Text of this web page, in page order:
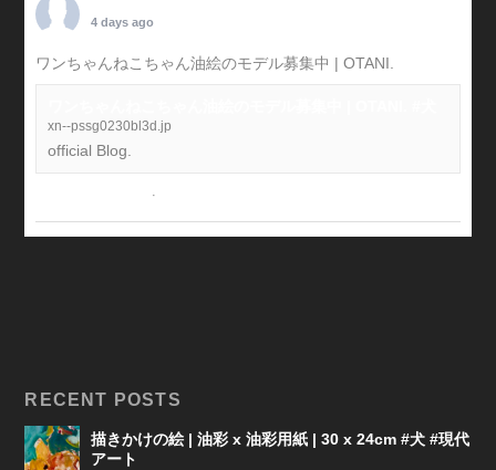
4 days ago
ワンちゃんねこちゃん油絵のモデル募集中 | OTANI.
xn--pssg0230bl3d.jp
official Blog.
·
RECENT POSTS
描きかけの絵 | 油彩 x 油彩用紙 | 30 x 24cm #犬 #現代
アート